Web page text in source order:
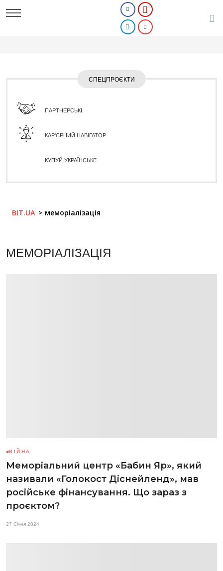
СПЕЦПРОЄКТИ
ПАРТНЕРСЬКІ
КАР'ЄРНИЙ НАВІГАТОР
КУПУЙ УКРАЇНСЬКЕ
BIT.UA меморіалізація
МЕМОРІАЛІЗАЦІЯ
ВІЙНА
Меморіальний центр «Бабин Яр», який
називали «Голокост Діснейленд», мав
російське фінансування. Що зараз з
проєктом?
27 Січня 2024